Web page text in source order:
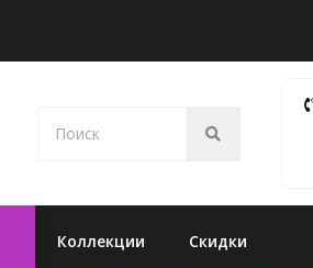
Коллекции Скидки